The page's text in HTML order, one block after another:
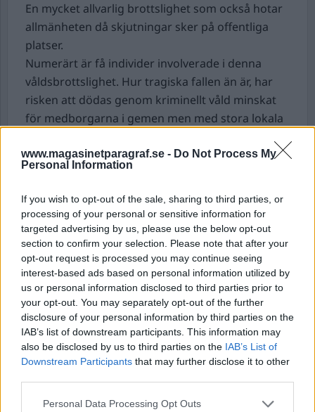
www.magasinetparagraf.se - Do Not Process My
Personal Information
If you wish to opt-out of the sale, sharing to third parties, or
processing of your personal or sensitive information for
targeted advertising by us, please use the below opt-out
section to confirm your selection. Please note that after your
opt-out request is processed you may continue seeing
interest-based ads based on personal information utilized by
us or personal information disclosed to third parties prior to
your opt-out. You may separately opt-out of the further
disclosure of your personal information by third parties on the
IAB’s list of downstream participants. This information may
also be disclosed by us to third parties on the IAB’s List of
Downstream Participants that may further disclose it to other
Personal Data Processing Opt Outs
En mycket allvarlig brottslighet som också hotar
allmänheten då skjutningar sker på offentliga
platser.
Numerärt är få individer involverade i denna
våldsbrottslighet. Hur tragiska fallen än är, har
risken att dödas genom kriminellt våld minskat
för medborgarna i gemen men med stora lokala
Påstående 5.Målet för kriminalpolitiken ska
Målet för svensk kriminalpolitik sedan 1990-talet
är att minska brottsligheten och öka tryggheten.
Kriminalvårdens primära uppdrag har aldrig varit
att vårda fångar.
Uppdraget har alltid varit att verkställa straff på
ett rättssäkert sätt (”och med aktning för
människovärdet” angavs efter andra
världskriget).
Samtidigt ska Kriminalvården arbeta för att